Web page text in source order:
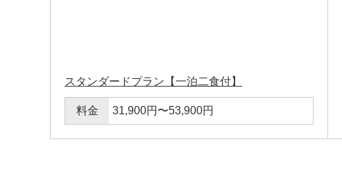
スタンダードプラン【一泊二食付】
料金 31,900円〜53,900円